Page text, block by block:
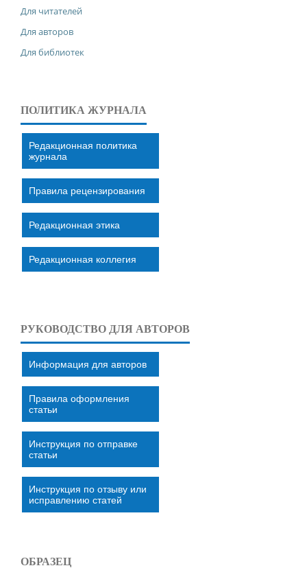
Для читателей
Для авторов
Для библиотек
ПОЛИТИКА ЖУРНАЛА
Редакционная политика
журнала
Правила рецензирования
Редакционная этика
Редакционная коллегия
РУКОВОДСТВО ДЛЯ АВТОРОВ
Информация для авторов
Правила оформления
статьи
Инструкция по отправке
статьи
Инструкция по отзыву или
исправлению статей
ОБРАЗЕЦ